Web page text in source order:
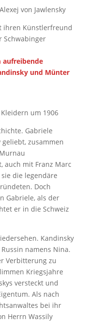
von Jawlensky
aufreibende
und Münter
um 1906
Gabriele
zusammen
auch mit Franz Marc
die legendäre
Doch
Gabriele, als der
er in die Schweiz
Kandinsky
namens Nina.
Verbitterung zu
Kriegsjahre
versteckt und
Als nach
bei ihr
Herrn Wassily